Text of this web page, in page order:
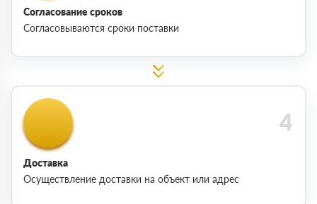
Согласование сроков
Согласовываются сроки поставки
Доставка
Осуществление доставки на объект или адрес